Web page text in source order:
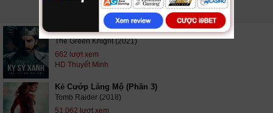
PHIM LIÊN QUAN
Kỵ Sỹ Xanh
The Green Knight (2021)
662 lượt xem
HD Thuyết Minh
Kẻ Cướp Lăng Mộ (Phần 3)
Tomb Raider (2018)
51,062 lượt xem